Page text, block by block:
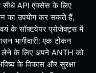
API एक्सेस के लिए
का उपयोग कर सकते हैं,
के सॉफ़्टवेयर प्रोजेक्ट्स में
भागीदारी: एक टोकन
लेने के लिए अपने ANTH को
के विकास और सुरक्षा